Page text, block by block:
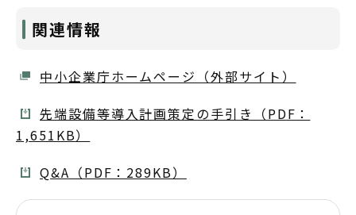
関連情報
中小企業庁ホームページ（外部サイト）
先端設備等導入計画策定の手引き（PDF：
1,651KB）
Q&A（PDF：289KB）